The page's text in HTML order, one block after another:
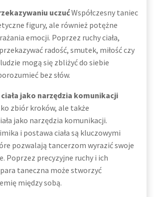
uczućWspółczesny taniec
figury, ale również potężne
emocji. Poprzez ruchy ciała,
radość, smutek, miłość czy
mogą się zbliżyć do siebie
bez słów.
jako narzędzia komunikacji
zbiór kroków, ale także
jako narzędzia komunikacji.
i postawa ciała są kluczowymi
pozwalają tancerzom wyrazić swoje
Poprzez precyzyjne ruchy i ich
taneczna może stworzyć
między sobą.